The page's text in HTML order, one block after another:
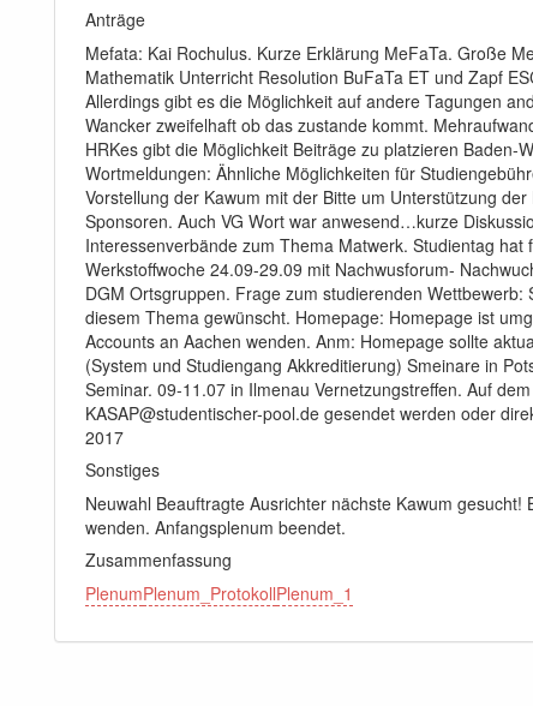
Anträge
Mefata: Kai Rochulus. Kurze Erklärung MeFaTa. Große
Mathematik Unterricht Resolution BuFaTa ET und Zapf
Allerdings gibt es die Möglichkeit auf andere Tagungen
Wancker zweifelhaft ob das zustande kommt.
HRKes gibt die Möglichkeit Beiträge zu platzieren
Wortmeldungen: Ähnliche Möglichkeiten für
Vorstellung der Kawum mit der Bitte um Unterstützung
Sponsoren. Auch VG Wort war anwesend…kurze
Interessenverbände zum Thema Matwerk. Studientag
Werkstoffwoche 24.09-29.09 mit Nachwusforum-
DGM Ortsgruppen. Frage zum studierenden
diesem Thema gewünscht. Homepage: Homepage ist
Accounts an Aachen wenden. Anm: Homepage sollte
(System und Studiengang Akkreditierung) Smeinare in
Seminar. 09-11.07 in Ilmenau Vernetzungstreffen. Auf
KASAP@studentischer-pool.de gesendet werden oder
2017
Sonstiges
Neuwahl Beauftragte Ausrichter nächste Kawum
wenden. Anfangsplenum beendet.
Zusammenfassung
PlenumPlenum_ProtokollPlenum_1